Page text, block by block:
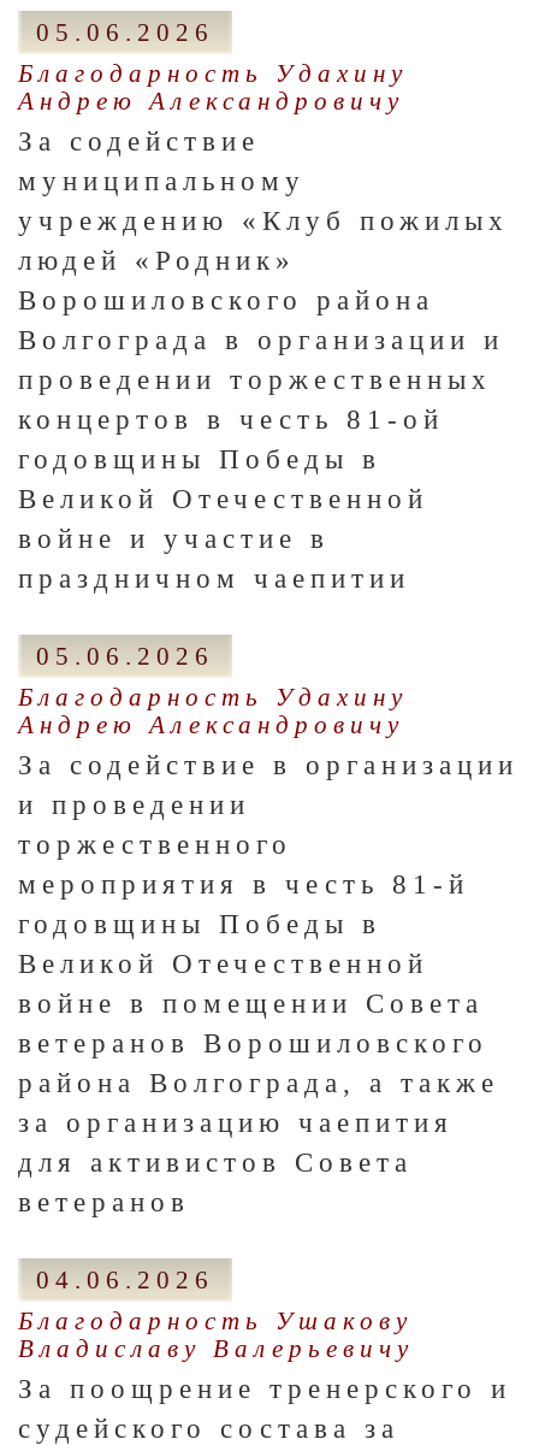
05.06.2026
Благодарность Удахину
Андрею Александровичу
За содействие
муниципальному
учреждению «Клуб пожилых
людей «Родник»
Ворошиловского района
Волгограда в организации и
проведении торжественных
концертов в честь 81-ой
годовщины Победы в
Великой Отечественной
войне и участие в
праздничном чаепитии
05.06.2026
Благодарность Удахину
Андрею Александровичу
За содействие в организации
и проведении
торжественного
мероприятия в честь 81-й
годовщины Победы в
Великой Отечественной
войне в помещении Совета
ветеранов Ворошиловского
района Волгограда, а также
за организацию чаепития
для активистов Совета
ветеранов
04.06.2026
Благодарность Ушакову
Владиславу Валерьевичу
За поощрение тренерского и
судейского состава за